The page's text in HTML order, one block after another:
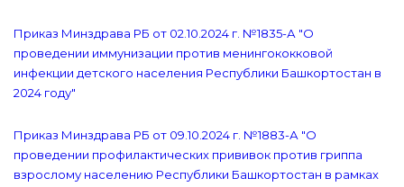
Приказ Минздрава РБ от 02.10.2024 г. №1835-А "О
проведении иммунизации против менингококковой
инфекции детского населения Республики Башкортостан в
2024 году"
Приказ Минздрава РБ от 09.10.2024 г. №1883-А "О
проведении профилактических прививок против гриппа
взрослому населению Республики Башкортостан в рамках